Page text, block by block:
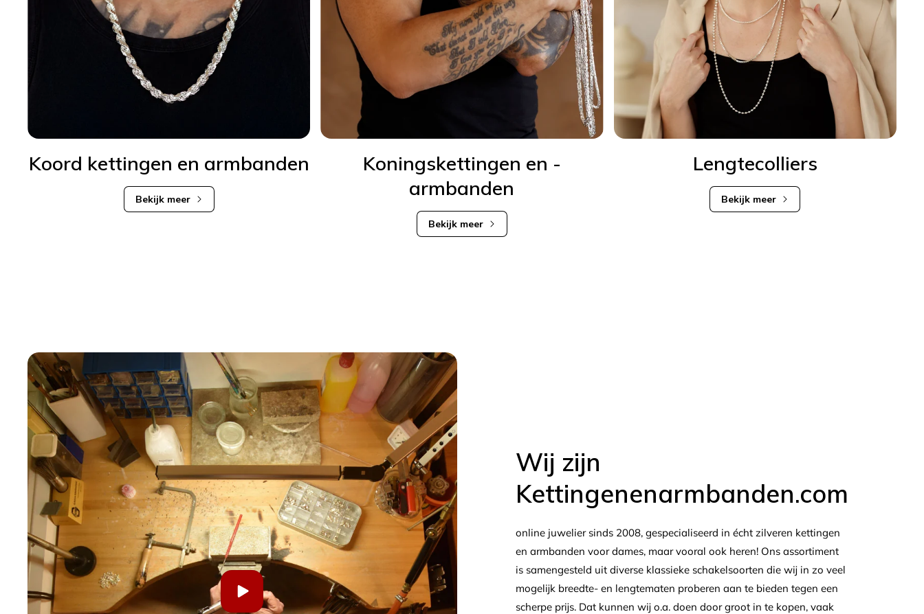
Koord kettingen en armbanden
Bekijk meer
Koningskettingen en -
armbanden
Bekijk meer
Lengtecolliers
Bekijk meer
Wij zijn
Kettingenenarmbanden.com
online juwelier sinds 2008, gespecialiseerd in écht zilveren kettingen
en armbanden voor dames, maar vooral ook heren! Ons assortiment
is samengesteld uit diverse klassieke schakelsoorten die wij in zo veel
mogelijk breedte- en lengtematen proberen aan te bieden tegen een
scherpe prijs. Dat kunnen wij o.a. doen door groot in te kopen, vaak